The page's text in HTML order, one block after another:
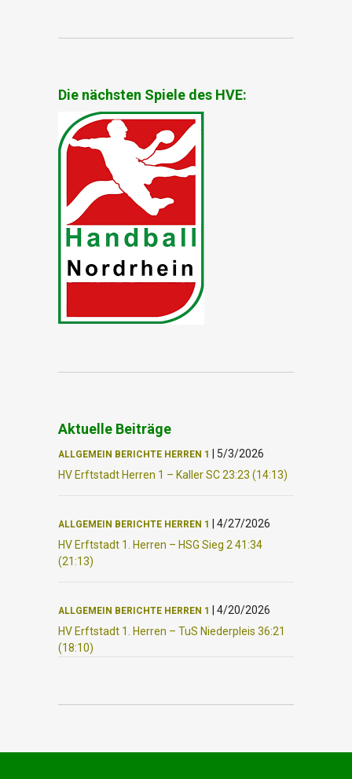
Die nächsten Spiele des HVE:
Aktuelle Beiträge
ALLGEMEIN BERICHTE HERREN 1
5/3/2026
HV Erftstadt Herren 1 – Kaller SC 23:23 (14:13)
ALLGEMEIN BERICHTE HERREN 1
4/27/2026
HV Erftstadt 1. Herren – HSG Sieg 2 41:34
(21:13)
ALLGEMEIN BERICHTE HERREN 1
4/20/2026
HV Erftstadt 1. Herren – TuS Niederpleis 36:21
(18:10)